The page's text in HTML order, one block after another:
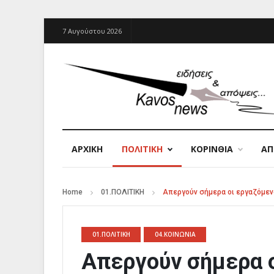
7 Αυγούστου 2026
ΑΡΧΙΚΉ ΠΟΛΙΤΙΚΗ ΚΟΡΙΝΘΙΑ
Home 01.ΠΟΛΙΤΙΚΗ Απεργούν σήμερα οι
01.ΠΟΛΙΤΙΚΗ 04.ΚΟΙΝΩΝΙΑ
Απεργούν σήμερα